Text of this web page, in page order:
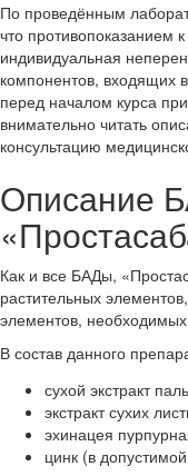
По проведённым
что
индивидуальная
компонентов, входящих
перед началом курса
внимательно читать
консультацию
Описание
Как и все БАДы,
растительных
элементов,
В состав данного
сухой экстракт
экстракт сухих
эхинацея
цинк (в